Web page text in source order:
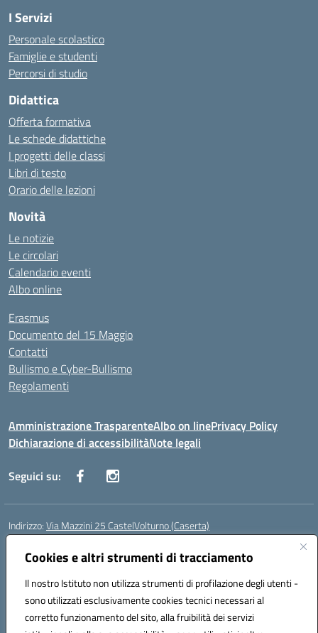
Cookies e altri strumenti di tracciamento
Il nostro Istituto non utilizza strumenti di profilazione degli utenti -
sono utilizzati esclusivamente cookies tecnici necessari al
corretto funzionamento del sito, alla fruibilità dei servizi
I Servizi
Personale scolastico
Famiglie e studenti
Percorsi di studio
Didattica
Offerta formativa
Le schede didattiche
I progetti delle classi
Libri di testo
Orario delle lezioni
Novità
Le notizie
Le circolari
Calendario eventi
Albo online
Erasmus
Documento del 15 Maggio
Contatti
Bullismo e Cyber-Bullismo
Regolamenti
Amministrazione TrasparenteAlbo on linePrivacy Policy
Dichiarazione di accessibilitàNote legali
Seguici su:
Indirizzo:Via Mazzini 25 CastelVolturno (Caserta)
Centralino:
Posta elettronica certificata (PEC):ceis014005@pec.istruzione.it
Codice fiscale: 93063510619
Codice meccanografico:CEIS014005
Codice Indice delle Pubbliche Amministrazioni (IPA): istsc_ceis014005
Codice unico di fatturazione (CUF): UOU8EW